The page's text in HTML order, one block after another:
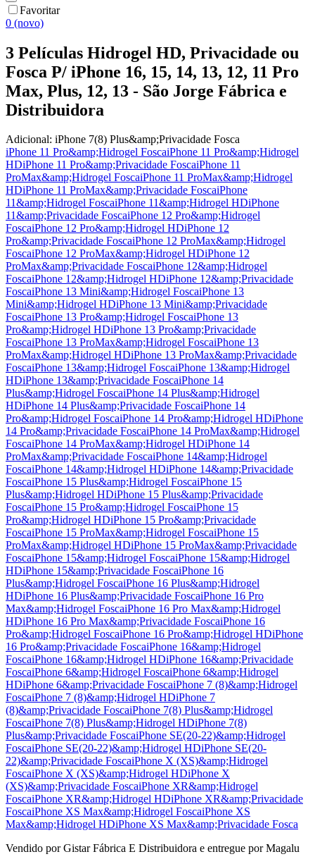
Favoritar
0 (novo)
3 Películas Hidrogel HD, Privacidade ou
Fosca P/ iPhone 16, 15, 14, 13, 12, 11 Pro
Max, Plus, 12, 13 - São Jorge Fábrica e
Distribuidora
Adicional: iPhone 7(8) Plus&amp;Privacidade Fosca
iPhone 11 Pro&amp;Hidrogel FoscaiPhone 11 Pro&amp;Hidrogel
HDiPhone 11 Pro&amp;Privacidade FoscaiPhone 11
ProMax&amp;Hidrogel FoscaiPhone 11 ProMax&amp;Hidrogel
HDiPhone 11 ProMax&amp;Privacidade FoscaiPhone
11&amp;Hidrogel FoscaiPhone 11&amp;Hidrogel HDiPhone
11&amp;Privacidade FoscaiPhone 12 Pro&amp;Hidrogel
FoscaiPhone 12 Pro&amp;Hidrogel HDiPhone 12
Pro&amp;Privacidade FoscaiPhone 12 ProMax&amp;Hidrogel
FoscaiPhone 12 ProMax&amp;Hidrogel HDiPhone 12
ProMax&amp;Privacidade FoscaiPhone 12&amp;Hidrogel
FoscaiPhone 12&amp;Hidrogel HDiPhone 12&amp;Privacidade
FoscaiPhone 13 Mini&amp;Hidrogel FoscaiPhone 13
Mini&amp;Hidrogel HDiPhone 13 Mini&amp;Privacidade
FoscaiPhone 13 Pro&amp;Hidrogel FoscaiPhone 13
Pro&amp;Hidrogel HDiPhone 13 Pro&amp;Privacidade
FoscaiPhone 13 ProMax&amp;Hidrogel FoscaiPhone 13
ProMax&amp;Hidrogel HDiPhone 13 ProMax&amp;Privacidade
FoscaiPhone 13&amp;Hidrogel FoscaiPhone 13&amp;Hidrogel
HDiPhone 13&amp;Privacidade FoscaiPhone 14
Plus&amp;Hidrogel FoscaiPhone 14 Plus&amp;Hidrogel
HDiPhone 14 Plus&amp;Privacidade FoscaiPhone 14
Pro&amp;Hidrogel FoscaiPhone 14 Pro&amp;Hidrogel HDiPhone
14 Pro&amp;Privacidade FoscaiPhone 14 ProMax&amp;Hidrogel
FoscaiPhone 14 ProMax&amp;Hidrogel HDiPhone 14
ProMax&amp;Privacidade FoscaiPhone 14&amp;Hidrogel
FoscaiPhone 14&amp;Hidrogel HDiPhone 14&amp;Privacidade
FoscaiPhone 15 Plus&amp;Hidrogel FoscaiPhone 15
Plus&amp;Hidrogel HDiPhone 15 Plus&amp;Privacidade
FoscaiPhone 15 Pro&amp;Hidrogel FoscaiPhone 15
Pro&amp;Hidrogel HDiPhone 15 Pro&amp;Privacidade
FoscaiPhone 15 ProMax&amp;Hidrogel FoscaiPhone 15
ProMax&amp;Hidrogel HDiPhone 15 ProMax&amp;Privacidade
FoscaiPhone 15&amp;Hidrogel FoscaiPhone 15&amp;Hidrogel
HDiPhone 15&amp;Privacidade FoscaiPhone 16
Plus&amp;Hidrogel FoscaiPhone 16 Plus&amp;Hidrogel
HDiPhone 16 Plus&amp;Privacidade FoscaiPhone 16 Pro
Max&amp;Hidrogel FoscaiPhone 16 Pro Max&amp;Hidrogel
HDiPhone 16 Pro Max&amp;Privacidade FoscaiPhone 16
Pro&amp;Hidrogel FoscaiPhone 16 Pro&amp;Hidrogel HDiPhone
16 Pro&amp;Privacidade FoscaiPhone 16&amp;Hidrogel
FoscaiPhone 16&amp;Hidrogel HDiPhone 16&amp;Privacidade
FoscaiPhone 6&amp;Hidrogel FoscaiPhone 6&amp;Hidrogel
HDiPhone 6&amp;Privacidade FoscaiPhone 7 (8)&amp;Hidrogel
FoscaiPhone 7 (8)&amp;Hidrogel HDiPhone 7
(8)&amp;Privacidade FoscaiPhone 7(8) Plus&amp;Hidrogel
FoscaiPhone 7(8) Plus&amp;Hidrogel HDiPhone 7(8)
Plus&amp;Privacidade FoscaiPhone SE(20-22)&amp;Hidrogel
FoscaiPhone SE(20-22)&amp;Hidrogel HDiPhone SE(20-
22)&amp;Privacidade FoscaiPhone X (XS)&amp;Hidrogel
FoscaiPhone X (XS)&amp;Hidrogel HDiPhone X
(XS)&amp;Privacidade FoscaiPhone XR&amp;Hidrogel
FoscaiPhone XR&amp;Hidrogel HDiPhone XR&amp;Privacidade
FoscaiPhone XS Max&amp;Hidrogel FoscaiPhone XS
Max&amp;Hidrogel HDiPhone XS Max&amp;Privacidade Fosca
Vendido porGistar Fábrica E Distribuidora e entregue por Magalu